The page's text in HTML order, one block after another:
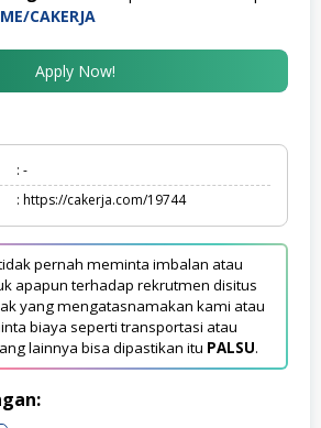
CAKERJA
Apply Now!
: -
: https://cakerja.com/19744
pernah meminta imbalan atau
apapun terhadap rekrutmen disitus
yang mengatasnamakan kami atau
biaya seperti transportasi atau
lainnya bisa dipastikan itu PALSU.